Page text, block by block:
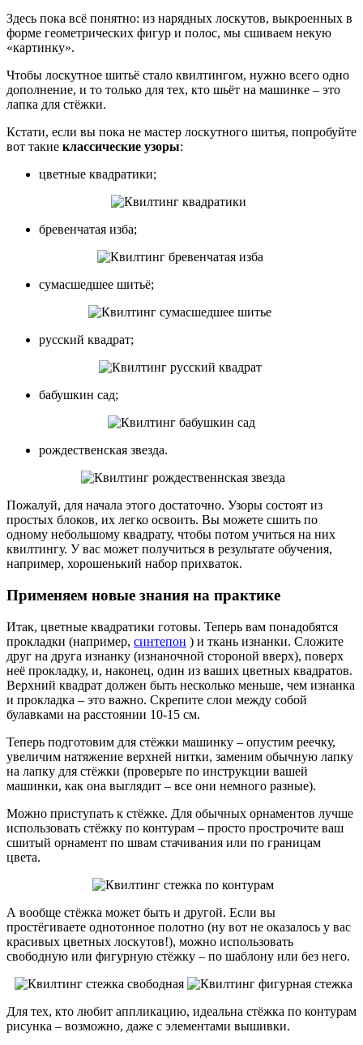
Здесь пока всё понятно: из нарядных лоскутов, выкроенных в
форме геометрических фигур и полос, мы сшиваем некую
«картинку».
Чтобы лоскутное шитьё стало квилтингом, нужно всего одно
дополнение, и то только для тех, кто шьёт на машинке – это
лапка для стёжки.
Кстати, если вы пока не мастер лоскутного шитья, попробуйте
вот такие классические узоры:
цветные квадратики;
бревенчатая изба;
сумасшедшее шитьё;
русский квадрат;
бабушкин сад;
рождественская звезда.
Пожалуй, для начала этого достаточно. Узоры состоят из
простых блоков, их легко освоить. Вы можете сшить по
одному небольшому квадрату, чтобы потом учиться на них
квилтингу. У вас может получиться в результате обучения,
например, хорошенький набор прихваток.
Применяем новые знания на практике
Итак, цветные квадратики готовы. Теперь вам понадобятся
прокладки (например, синтепон ) и ткань изнанки. Сложите
друг на друга изнанку (изнаночной стороной вверх), поверх
неё прокладку, и, наконец, один из ваших цветных квадратов.
Верхний квадрат должен быть несколько меньше, чем изнанка
и прокладка – это важно. Скрепите слои между собой
булавками на расстоянии 10-15 см.
Теперь подготовим для стёжки машинку – опустим реечку,
увеличим натяжение верхней нитки, заменим обычную лапку
на лапку для стёжки (проверьте по инструкции вашей
машинки, как она выглядит – все они немного разные).
Можно приступать к стёжке. Для обычных орнаментов лучше
использовать стёжку по контурам – просто прострочите ваш
сшитый орнамент по швам стачивания или по границам
цвета.
А вообще стёжка может быть и другой. Если вы
простёгиваете однотонное полотно (ну вот не оказалось у вас
красивых цветных лоскутов!), можно использовать
свободную или фигурную стёжку – по шаблону или без него.
Для тех, кто любит аппликацию, идеальна стёжка по контурам
рисунка – возможно, даже с элементами вышивки.